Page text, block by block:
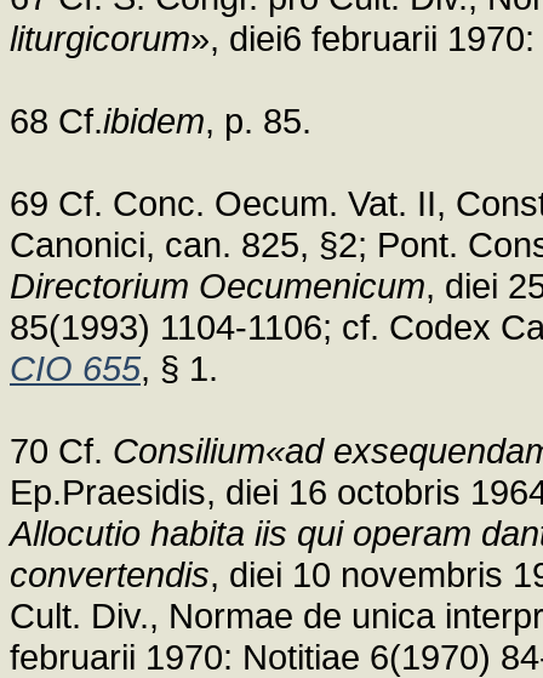
liturgicorum», diei6 februarii
68 Cf.ibidem, p. 85.
69 Cf. Conc. Oecum. Vat. II,
Canonici, can. 825, §2; Pont.
Directorium Oecumenicum, diei
85(1993) 1104-1106; cf. Codex
CIO 655, § 1.
70 Cf. Consilium«ad
Ep.Praesidis, diei 16 octobris
Allocutio habita iis qui operam
convertendis, diei 10 novembris
Cult. Div., Normae de unica
februarii 1970: Notitiae 6(1970)